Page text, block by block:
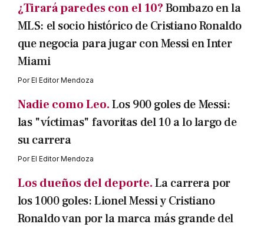
¿Tirará paredes con el 10?Bombazo en la
MLS: el socio histórico de Cristiano Ronaldo
que negocia para jugar con Messi en Inter
Miami
PorEl Editor Mendoza
Nadie como Leo.Los 900 goles de Messi:
las "víctimas" favoritas del 10 a lo largo de
su carrera
PorEl Editor Mendoza
Los dueños del deporte.La carrera por
los 1000 goles: Lionel Messi y Cristiano
Ronaldo van por la marca más grande del